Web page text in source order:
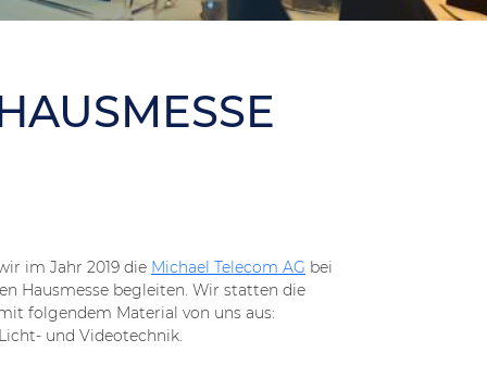
im Jahr 2019 die Michael Telecom AG bei
Hausmesse begleiten. Wir statten die
folgendem Material von uns aus:
und Videotechnik.